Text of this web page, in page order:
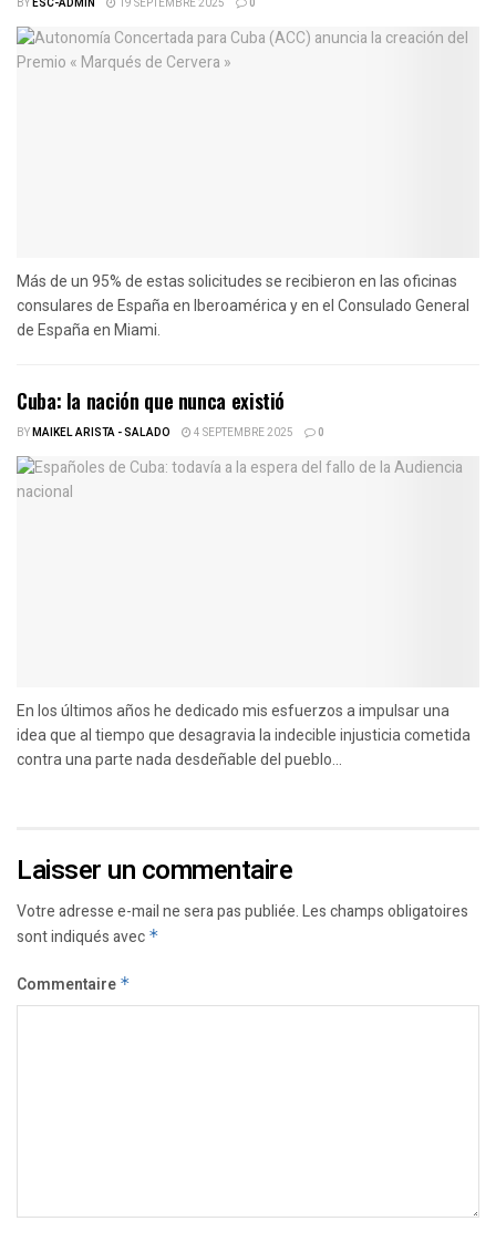
BYESC-ADMIN 19 SEPTEMBRE 2025 0
Más de un 95% de estas solicitudes se recibieron en las oficinas
consulares de España en Iberoamérica y en el Consulado General
de España en Miami.
Cuba: la nación que nunca existió
BYMAIKEL ARISTA - SALADO 4 SEPTEMBRE 2025 0
En los últimos años he dedicado mis esfuerzos a impulsar una
idea que al tiempo que desagravia la indecible injusticia cometida
contra una parte nada desdeñable del pueblo...
Laisser un commentaire
Votre adresse e-mail ne sera pas publiée.Les champs obligatoires
sont indiqués avec *
Commentaire *